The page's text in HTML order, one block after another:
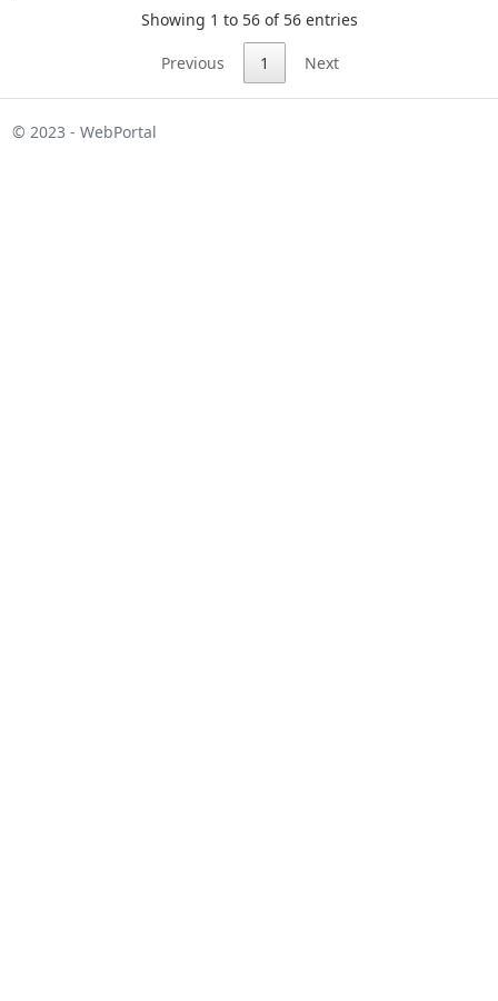
Showing 1 to 56 of 56 entries
Previous 1 Next
© 2023 - WebPortal